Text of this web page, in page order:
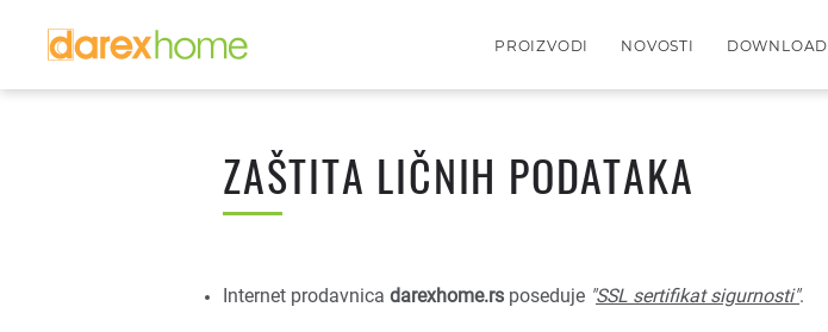
PROIZVODI NOVOSTI DOWNLOAD
ZAŠTITA LIČNIH PODATAKA
Internet prodavnica darexhome.rs poseduje "SSL sertifikat sigurnosti".